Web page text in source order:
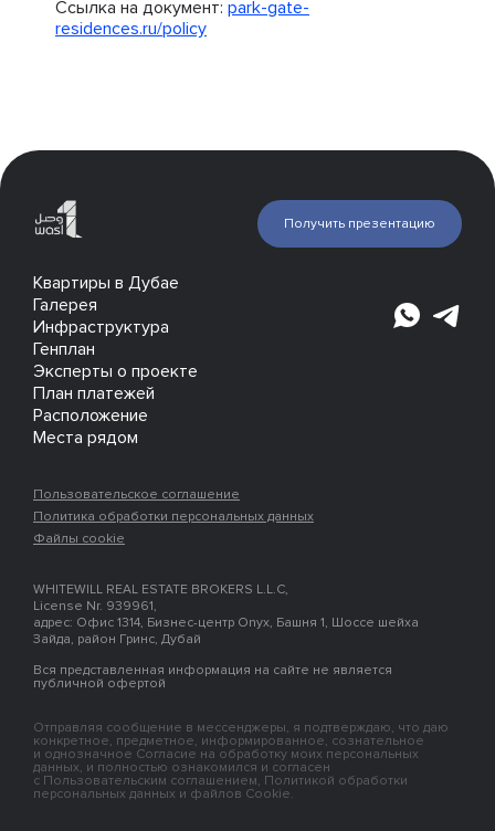
Ссылка на документ: park-gate-
residences.ru/policy
Квартиры в Дубае
Галерея
Инфраструктура
Генплан
Эксперты о проекте
План платежей
Расположение
Места рядом
Получить презентацию
Пользовательское соглашение
Политика обработки персональных данных
Файлы cookie
WHITEWILL REAL ESTATE BROKERS L.L.C,
License Nr. 939961,
адрес: Офис 1314, Бизнес-центр Onyx, Башня 1, Шоссе шейха
Зайда, район Гринс, Дубай
Вся представленная информация на сайте не является
публичной офертой
Отправляя сообщение в мессенджеры, я подтверждаю, что даю
конкретное, предметное, информированное, сознательное
и однозначное Согласие на обработку моих персональных
данных, и полностью ознакомился и согласен
с Пользовательским соглашением, Политикой обработки
персональных данных и файлов Cookie.